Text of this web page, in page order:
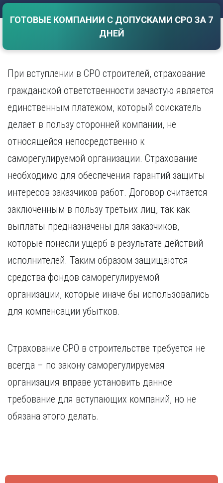
Волгоград
Воронеж
Е
И
Иваново
Иркутск
К
Казань
Калининград
Кемерово
Киров
Курган
Курск
Л
Липецк
М
Махачкала
Н
Набережные Челны
Нижний Новгород
Нижний Тагил
Новокузнецк
Саратов
Севастополь
Ставрополь
Т
Тамбов
Тверь
Тольятти
Томск
Тюмень
У
Улан-Удэ
Ульяновск
Уфа
Хабаровск
Чебоксары
Челябинск
Ярославль
ГОТОВЫЕ КОМПАНИИ С ДОПУСКАМИ СРО ЗА 7
ДНЕЙ
При вступлении в СРО строителей, страхование
гражданской ответственности зачастую является
единственным платежом, который соискатель
делает в пользу сторонней компании, не
относящейся непосредственно к
саморегулируемой организации. Страхование
необходимо для обеспечения гарантий защиты
интересов заказчиков работ. Договор считается
заключенным в пользу третьих лиц, так как
выплаты предназначены для заказчиков,
которые понесли ущерб в результате действий
исполнителей. Таким образом защищаются
средства фондов саморегулируемой
организации, которые иначе бы использовались
для компенсации убытков.
Страхование СРО в строительстве требуется не
всегда – по закону саморегулируемая
организация вправе установить данное
требование для вступающих компаний, но не
обязана этого делать.